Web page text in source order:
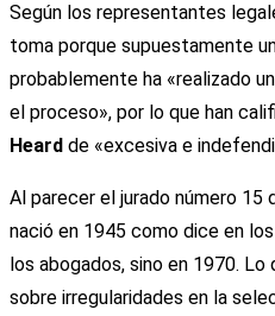
Según los representantes
toma porque supuestamente
probablemente ha «realizado
el proceso», por lo que han
Heard de «excesiva e
Al parecer el jurado número 15
nació en 1945 como dice en
los abogados, sino en 1970.
sobre irregularidades en la